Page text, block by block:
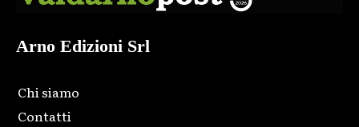
Arno Edizioni Srl
Chi siamo
Contatti